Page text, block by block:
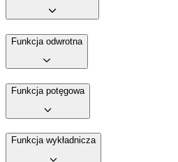
Funkcja odwrotna
Funkcja potęgowa
Funkcja wykładnicza